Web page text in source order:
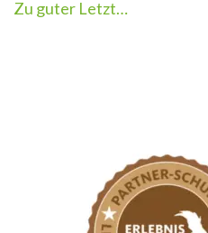
Beitragsnavigation
Zu guter Letzt…